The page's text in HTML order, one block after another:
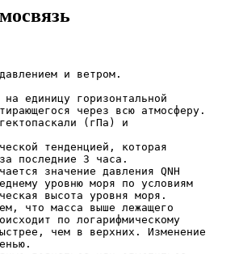
и ветром.
единицу горизонтальной
через всю атмосферу.
(гПа) и
тенденцией, которая
последние 3 часа.
значение давления QNH
уровню моря по условиям
высота уровня моря.
что масса выше лежащего
по логарифмическому
чем в верхних. Изменение